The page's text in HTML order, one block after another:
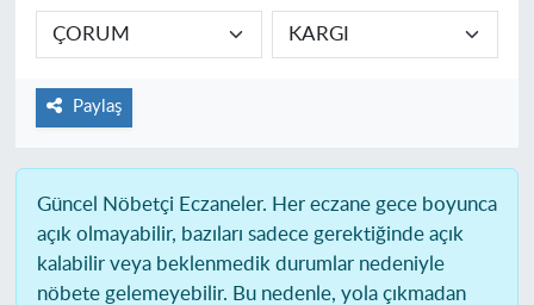
Paylaş
Güncel Nöbetçi Eczaneler. Her eczane gece boyunca
açık olmayabilir, bazıları sadece gerektiğinde açık
kalabilir veya beklenmedik durumlar nedeniyle
nöbete gelemeyebilir. Bu nedenle, yola çıkmadan